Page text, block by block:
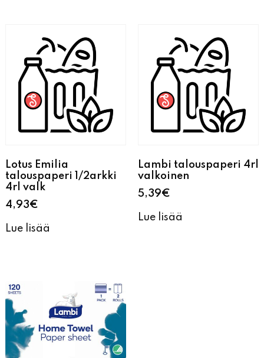
Lotus Emilia
talouspaperi 1/2arkki
4rl valk
4,93€
Lue lisää
Lambi talouspaperi 4rl
valkoinen
5,39€
Lue lisää